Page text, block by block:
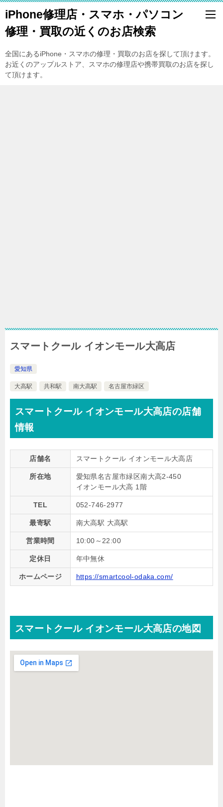
iPhone修理店・スマホ・パソコン
修理・買取の近くのお店検索
全国にあるiPhone・スマホの修理・買取のお店を探して頂けます。
お近くのアップルストア、スマホの修理店や携帯買取のお店を探し
て頂けます。
スマートクール イオンモール大高店
愛知県
大高駅 共和駅 南大高駅 名古屋市緑区
スマートクール イオンモール大高店の店舗
情報
店舗名 スマートクール イオンモール大高店
所在地
愛知県名古屋市緑区南大高2-450
イオンモール大高 1階
TEL 052-746-2977
最寄駅 南大高駅 大高駅
営業時間 10:00～22:00
定休日 年中無休
ホームページ https://smartcool-odaka.com/
スマートクール イオンモール大高店の地図